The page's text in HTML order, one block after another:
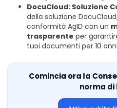
DocuCloud: Soluzione
della soluzione
conformità AgID con un
trasparente per
tuoi documenti per 10
Comincia ora la
norma di